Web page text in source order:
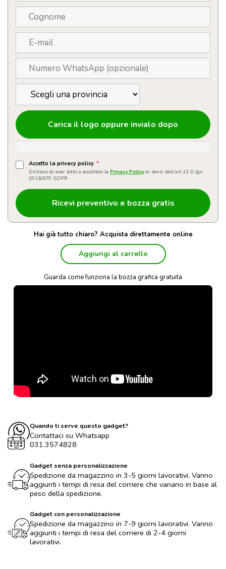
Carica il logo oppure invialo dopo
Accetto la privacy policy *
Dichiaro di aver letto e accettato la Privacy Policy ai sensi dell'art.13 D.lgs
2016/679 GDPR
Hai già tutto chiaro? Acquista direttamente online
Aggiungi al carrello
Guarda come funziona la bozza grafica gratuita
Quando ti serve questo gadget?
Contattaci su Whatsapp
031.3574828
Gadget senza personalizzazione
Spedizione da magazzino in 3-5 giorni lavorativi. Vanno
aggiunti i tempi di resa del corriere che variano in base al
peso della spedizione.
Gadget con personalizzazione
Spedizione da magazzino in 7-9 giorni lavorativi. Vanno
aggiunti i tempi di resa del corriere di 2-4 giorni
lavorativi.